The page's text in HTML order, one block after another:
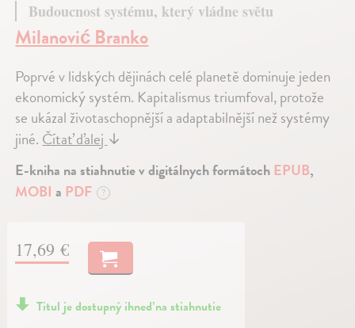
Budoucnost systému, který vládne světu
Milanović Branko
Poprvé v lidských dějinách celé planetě dominuje jeden
ekonomický systém. Kapitalismus triumfoval, protože
se ukázal životaschopnější a adaptabilnější než systémy
jiné.Čítať ďalej↓
E-kniha na stiahnutie v digitálnych formátochEPUB,
MOBI a PDF ?
17,69 €
Titul je dostupný ihneď na stiahnutie